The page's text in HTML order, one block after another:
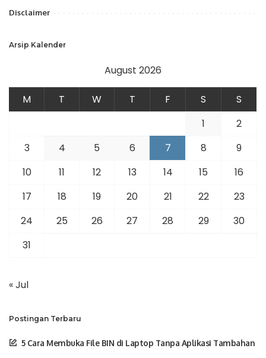
Disclaimer
Arsip Kalender
August 2026
M T W T F S
S
1
2
3
4 5 6 7 8
9
10
11 12 13 14 15
16
17
18 19 20 21 22
23
24
25 26 27 28 29
30
31
« Jul
Postingan Terbaru
5 Cara Membuka File BIN di Laptop Tanpa Aplikasi Tambahan